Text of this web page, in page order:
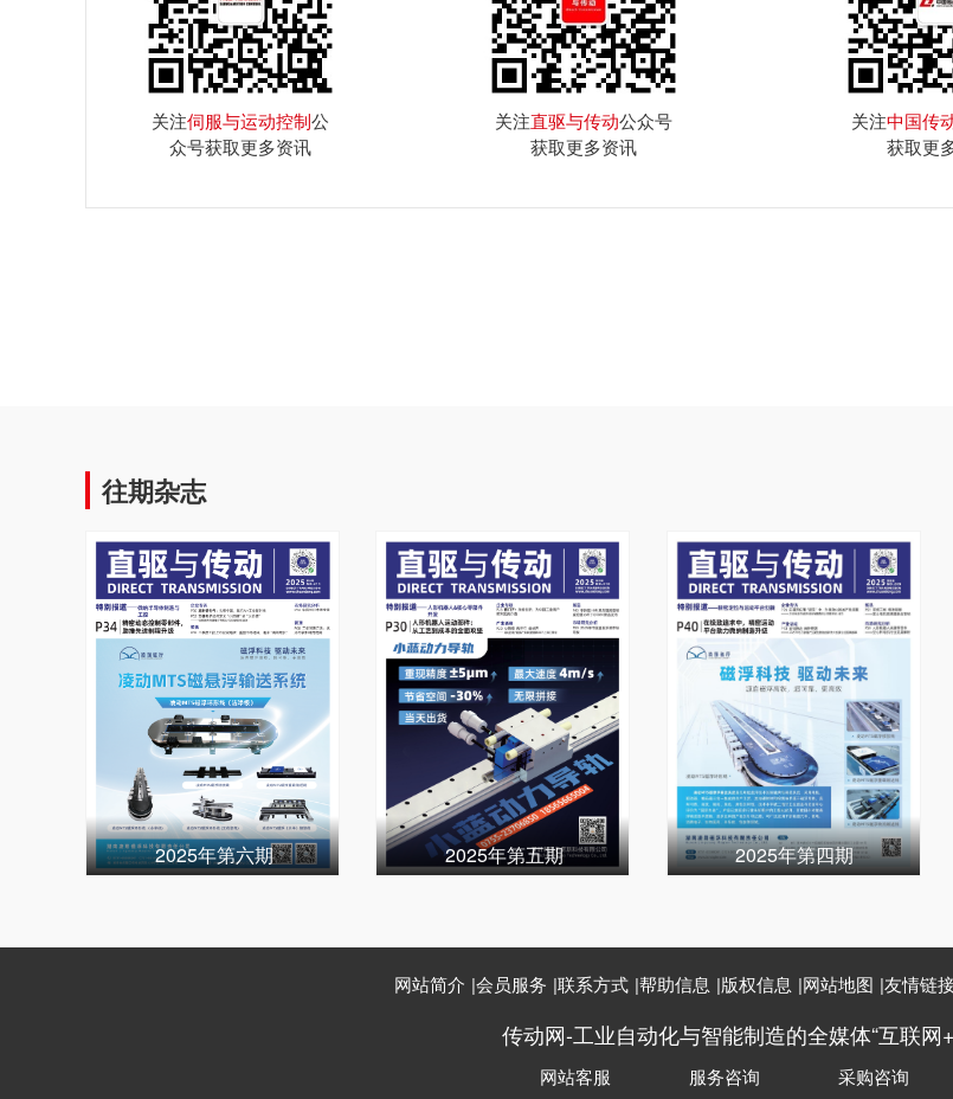
关注伺服与运动控制公
众号获取更多资讯
关注直驱与传动公众号
获取更多资讯
关注中国传
获取更
往期杂志
2025年第六期 2025年第五期 2025年第四期
网站简介 |会员服务 |联系方式 |帮助信息 |版权信息 |网站地图 |友情链
传动网-工业自动化与智能制造的全媒体“互联网
网站客服 服务咨询 采购咨询